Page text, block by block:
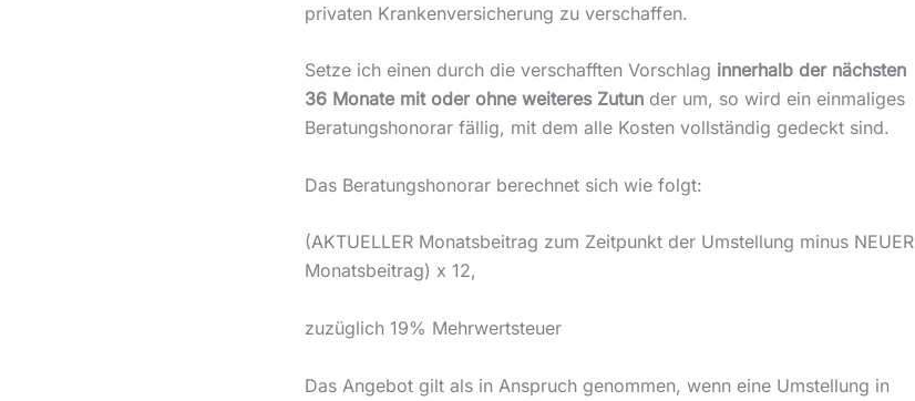
privaten Krankenversicherung zu verschaffen.
Setze ich einen durch die verschafften Vorschlag innerhalb der nächsten
36 Monate mit oder ohne weiteres Zutunder um, so wird ein einmaliges
Beratungshonorar fällig, mit dem alle Kosten vollständig gedeckt sind.
Das Beratungshonorar berechnet sich wie folgt:
(AKTUELLER Monatsbeitrag zum Zeitpunkt der Umstellung minus NEUER
Monatsbeitrag) x 12,
zuzüglich 19% Mehrwertsteuer
Das Angebot gilt als in Anspruch genommen, wenn eine Umstellung in